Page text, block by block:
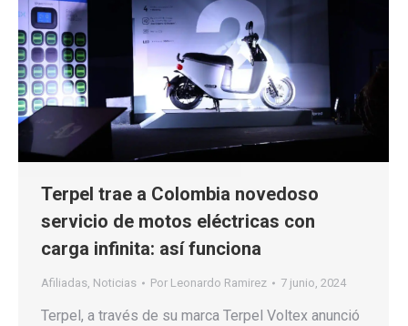
Terpel trae a Colombia novedoso
servicio de motos eléctricas con
carga infinita: así funciona
Afiliadas, Noticias Por Leonardo Ramirez 7 junio, 2024
Terpel, a través de su marca Terpel Voltex anunció